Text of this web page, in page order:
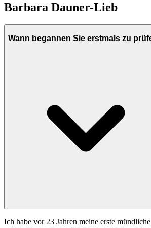
Barbara Dauner-Lieb
Wann begannen Sie erstmals zu
Ich habe vor 23 Jahren meine erste